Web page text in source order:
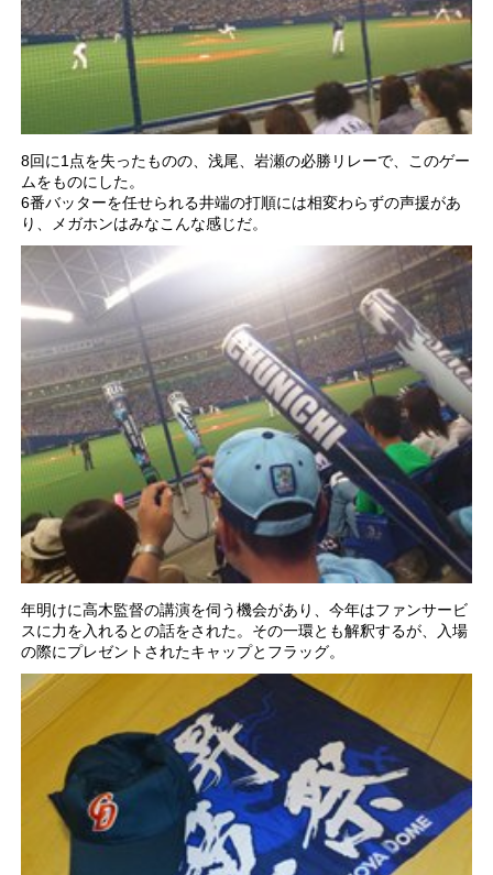
8回に1点を失ったものの、浅尾、岩瀬の必勝リレーで、このゲー
ムをものにした。
6番バッターを任せられる井端の打順には相変わらずの声援があ
り、メガホンはみなこんな感じだ。
年明けに高木監督の講演を伺う機会があり、今年はファンサービ
スに力を入れるとの話をされた。その一環とも解釈するが、入場
の際にプレゼントされたキャップとフラッグ。